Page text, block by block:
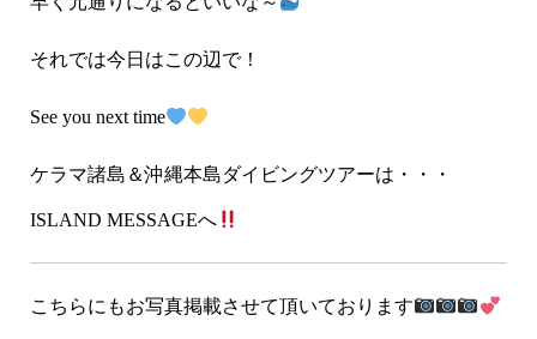
それでは今日はこの辺で！
See you next time
ケラマ諸島＆沖縄本島ダイビングツアーは・・・
ISLAND MESSAGEへ
こちらにもお写真掲載させて頂いております